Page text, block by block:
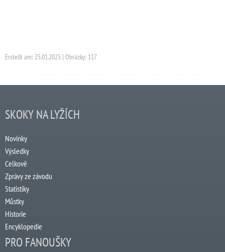
Erstellt am: 25.01.2025 | Obrázky: 117
SKOKY NA LYŽÍCH
Novinky
Výsledky
Celkově
Zprávy ze závodu
Statistiky
Můstky
Historie
Encyklopedie
PRO FANOUŠKY